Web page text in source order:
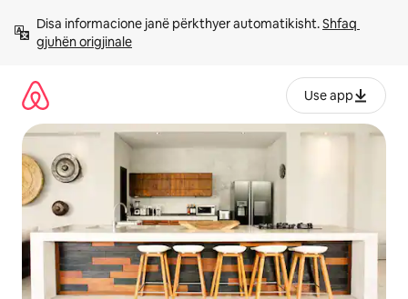
përmbajtja
Disa informacione janë përkthyer automatikisht. Shfaq
gjuhën origjinale
Use app